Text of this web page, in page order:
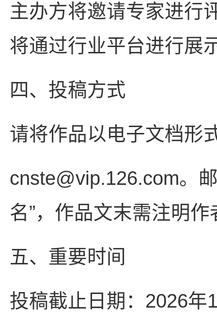
主办方将邀请专家进行
将通过行业平台进行展
四、投稿方式
请将作品以电子文档形
cnste@vip.126.com。
名”，作品文末需注明
五、重要时间
投稿截止日期：2026年